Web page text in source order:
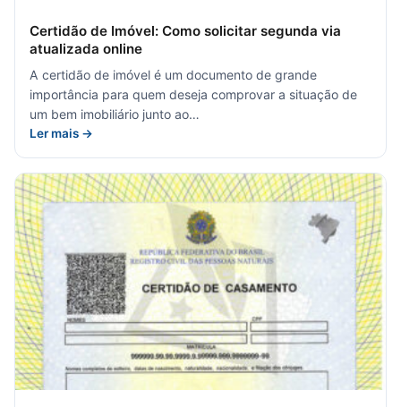
Certidão de Imóvel: Como solicitar segunda via
atualizada online
A certidão de imóvel é um documento de grande
importância para quem deseja comprovar a situação de
um bem imobiliário junto ao…
Ler mais →